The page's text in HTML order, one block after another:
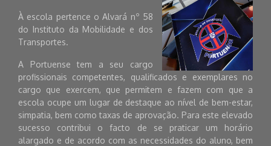
À escola pertence o Alvará nº 58
do Instituto da Mobilidade e dos
Transportes.
A Portuense tem a seu cargo
profissionais competentes, qualificados e exemplares no
cargo que exercem, que permitem e fazem com que a
escola ocupe um lugar de destaque ao nível de bem-estar,
simpatia, bem como taxas de aprovação. Para este elevado
sucesso contribui o facto de se praticar um horário
alargado e de acordo com as necessidades do aluno, bem